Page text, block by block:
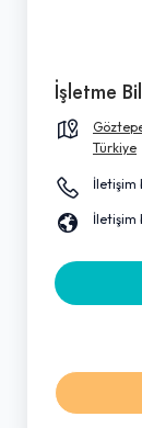
İşletme
Türkiye
İletişim
İletişim